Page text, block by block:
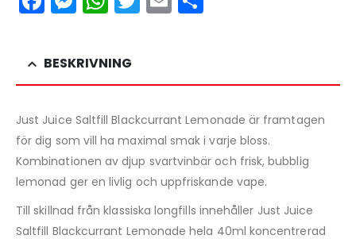
BESKRIVNING
Just Juice Saltfill Blackcurrant Lemonade är framtagen
för dig som vill ha maximal smak i varje bloss.
Kombinationen av djup svartvinbär och frisk, bubblig
lemonad ger en livlig och uppfriskande vape.
Till skillnad från klassiska longfills innehåller Just Juice
Saltfill Blackcurrant Lemonade hela 40ml koncentrerad